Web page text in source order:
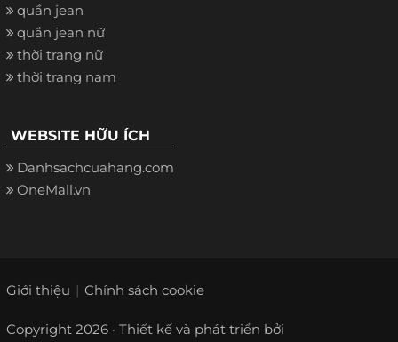
quần jean
quần jean nữ
thời trang nữ
thời trang nam
WEBSITE HỮU ÍCH
Danhsachcuahang.com
OneMall.vn
Giới thiệu Chính sách cookie
Copyright 2026 · Thiết kế và phát triển bởi